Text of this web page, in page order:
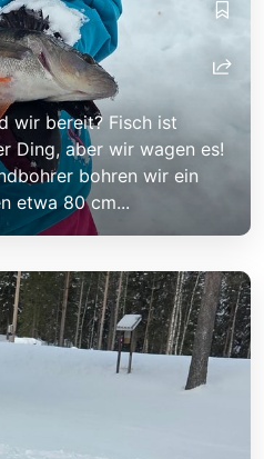
wir bereit? Fisch ist
Ding, aber wir wagen es!
bohren wir ein
etwa 80 cm...